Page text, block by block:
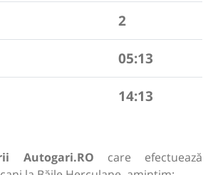
2
05:13
14:13
Autogari.RO care efectuează